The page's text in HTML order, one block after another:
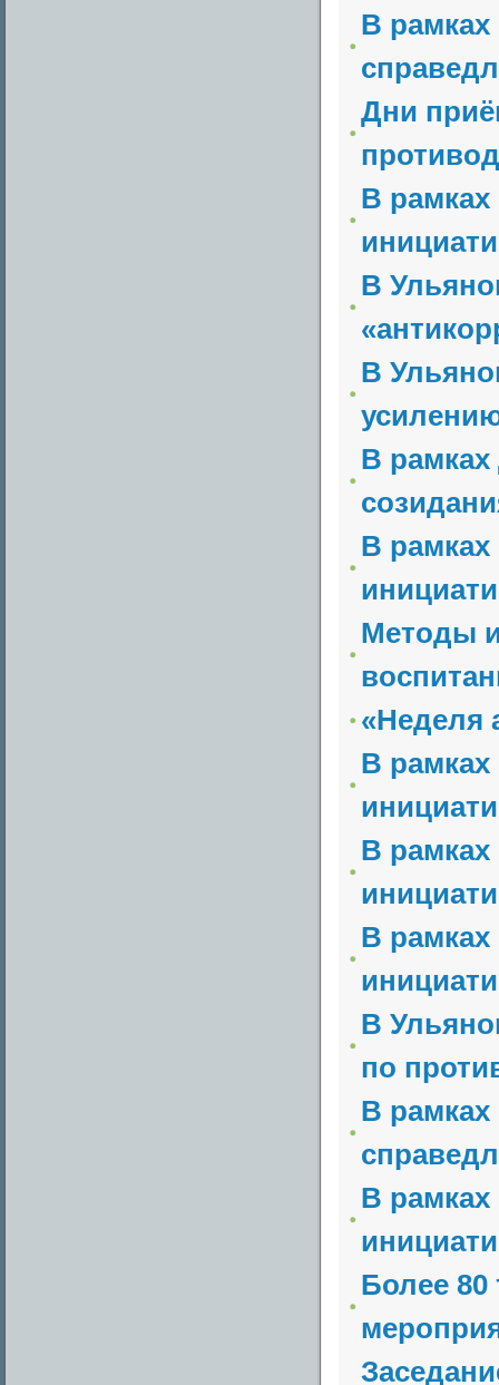
В рамках
Дни
В
В
В
В рамках
В
Методы
«Неделя
В
В
В
В
по
В рамках
В
Более 80